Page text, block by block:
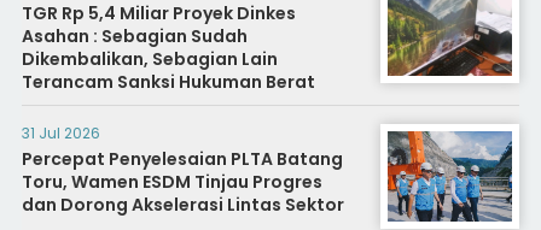
TGR Rp 5,4 Miliar Proyek Dinkes
Asahan : Sebagian Sudah
Dikembalikan, Sebagian Lain
Terancam Sanksi Hukuman Berat
31 Jul 2026
Percepat Penyelesaian PLTA Batang
Toru, Wamen ESDM Tinjau Progres
dan Dorong Akselerasi Lintas Sektor